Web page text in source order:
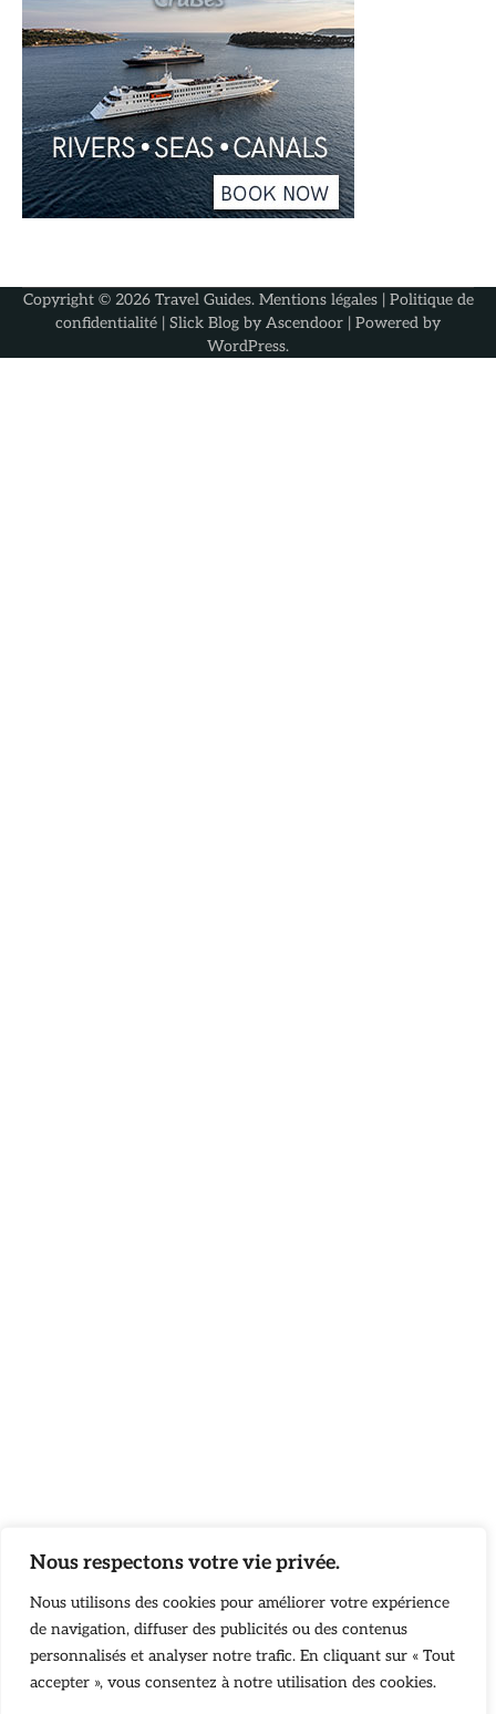
Nous respectons votre vie privée.
Nous utilisons des cookies pour améliorer votre expérience
de navigation, diffuser des publicités ou des contenus
personnalisés et analyser notre trafic. En cliquant sur « Tout
accepter », vous consentez à notre utilisation des cookies.
Copyright © 2026 Travel Guides. Mentions légales| Politique de
confidentialité | Slick Blog by Ascendoor | Powered by
WordPress.